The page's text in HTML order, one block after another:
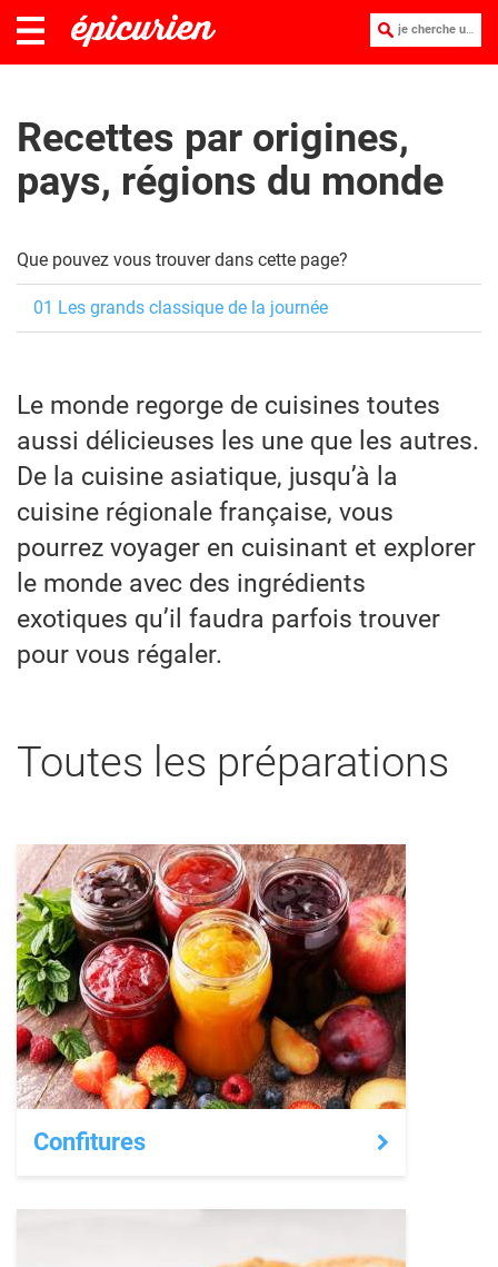
je cherche une recette :
Recettes par origines,
pays, régions du monde
Que pouvez vous trouver dans cette page?
01 Les grands classique de la journée
Le monde regorge de cuisines toutes
aussi délicieuses les une que les autres.
De la cuisine asiatique, jusqu’à la
cuisine régionale française, vous
pourrez voyager en cuisinant et explorer
le monde avec des ingrédients
exotiques qu’il faudra parfois trouver
pour vous régaler.
Toutes les préparations
Confitures